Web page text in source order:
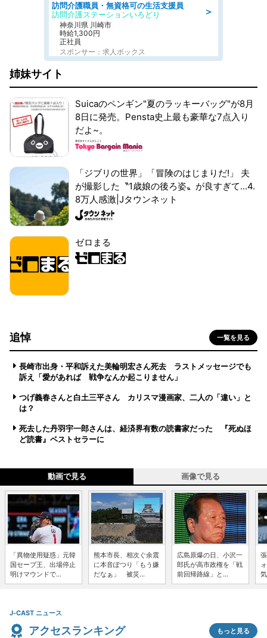
＞
訪問介護職員・無資格可の生活支援員
訪問介護ステーションいろどり
神奈川県 川崎市
時給1,300円
正社員
スポンサー：求人ボックス
姉妹サイト
Suicaのペンギン"夏のラッキーバッグ"が8月
8日に発売。Pensta史上最も豪華な7点入り
だよ~。
「ジブリの世界」「冒険のはじまりだ!」 夫
が撮影した〝1歳娘の後ろ姿〟が良すぎて...4.
8万人感激|Jタウンネット
ゼロまる
追悼 一覧を見る
長崎市出身・平和訴えた美輪明宏さん死去 ラストメッセージでも
訴え「愛があれば 戦争なんか起こりません」
つげ義春さんと白土三平さん カリスマ漫画家、二人の「違い」と
は？
死去した丹羽宇一郎さんは、経済界有数の読書家だった 『死ぬほ
ど読書』ベストセラーに
動画で見る 画像で見る
「異物使用疑惑」元韓
国セーブ王、出場停止
明けマウンドで...
熊本市長、相次ぐ余震
に本音ぽつり「もう嫌
だなぁ」 被災...
広島原爆の日、小沢一
郎氏が高市政権を「戦
前回帰路線」と...
J-CAST ニュース
アクセスランキング もっと見る